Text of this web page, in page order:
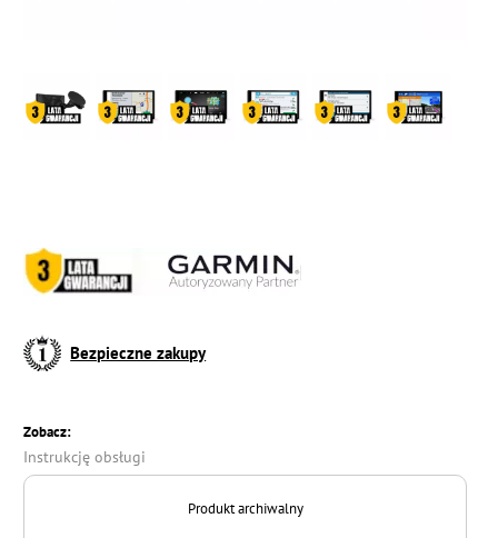
Bezpieczne zakupy
Zobacz:
Instrukcję obsługi
Produkt archiwalny